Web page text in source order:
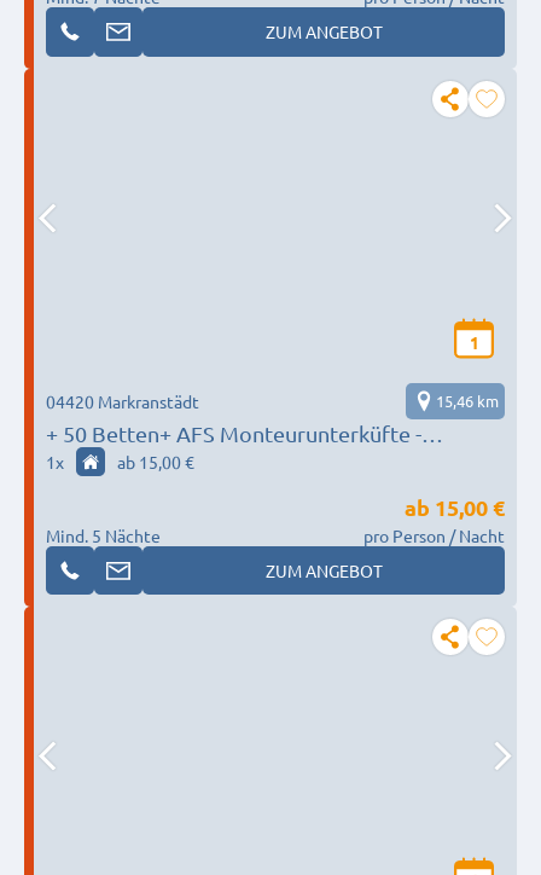
ZUM ANGEBOT
1
+ 50 Betten+ AFS Monteurunterküfte -
Markranstädt Nähe Leuna
04420 Markranstädt 15,46 km
1x ab 15,00 €
Mind. 5 Nächte
ab 15,00 €
pro Person / Nacht
ZUM ANGEBOT